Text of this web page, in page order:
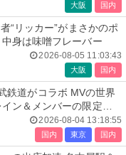
大阪 国内
“リッカー”がまさかのポ
身は味噌フレーバー
2026-08-05 11:03:43
大阪 国内
鉄道がコラボ MVの世界
ン＆メンバーの限定ア
2026-08-04 13:18:55
国内 東京 国内